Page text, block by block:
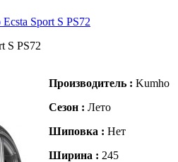
Sport S PS72
S PS72
Производитель : Kumho
Сезон : Лето
Шиповка : Нет
Ширина : 245